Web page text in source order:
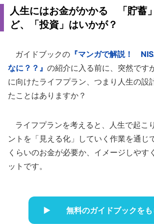
人生にはお金がかかる 「貯蓄
ど、「投資」はいかが？
ガイドブックの 『マンガで解説！
なに？？』 の紹介に入る前に、突然です
に向けたライフプラン、つまり人生の設
たことはありますか？
ライフプランを考えると、人生で起こ
ントを「見える化」していく作業を通じ
くらいのお金が必要か、イメージしやす
ットです。
無料のガイドブックをも